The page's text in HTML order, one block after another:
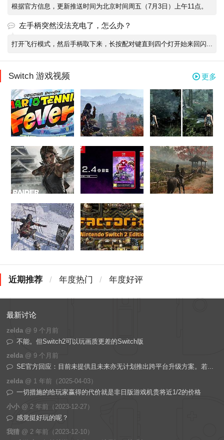
根据官方信息，更新推送时间为北京时间周五（7月3日）上午11点。
左手柄突然没法充电了，怎么办？
打开飞行模式，然后手柄取下来，长按配对键直到四个灯开始来回闪...
Switch 游戏视频 更多
近期推荐 / 年度热门 / 年度好评
最新讨论
zelda @ 9 个月前
不能。但Switch2可以玩画质更差的Switch版
zelda @ 9 个月前
SE官方回应：目前未提供且未来亦无计划推出跨平台升级方案。若...
zelda @ 1 年前（2025-04-03）
一切措施的给玩家赢得的代价就是非日版游戏机贵将近1/2的价格
小小 @ 2 年前（2023-12-27）
感觉挺好玩的呢？
我猜 @ 2 年前（2023-12-10）